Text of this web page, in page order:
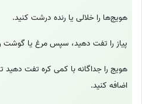
هویج‌ها را خلالی یا رنده درشت کنید.
پیاز را تفت دهید، سپس مرغ یا گوشت
هویج را جداگانه با کمی کره تفت
اضافه کنید.